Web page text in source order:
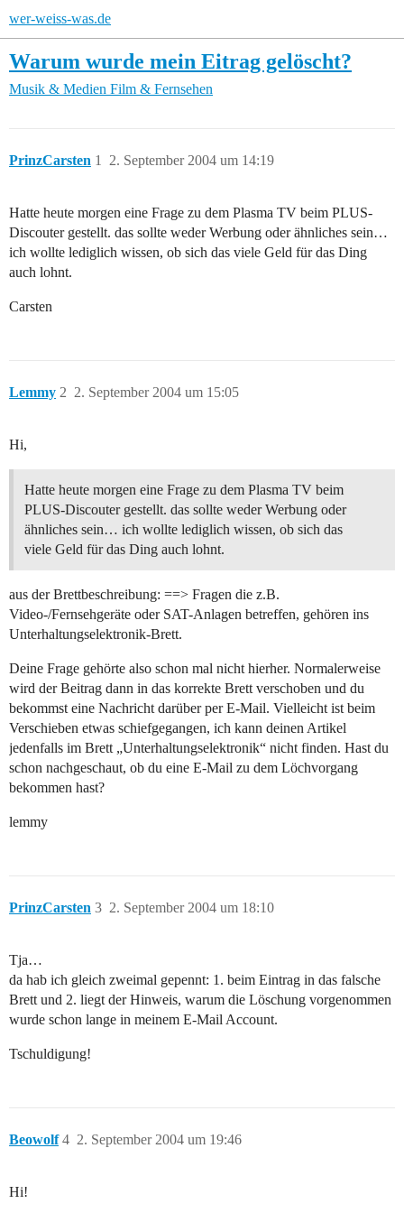
wer-weiss-was.de
Warum wurde mein Eitrag gelöscht?
Musik & Medien Film & Fernsehen
PrinzCarsten 2. September 2004 um 14:19
1
Hatte heute morgen eine Frage zu dem Plasma TV beim PLUS-
Discouter gestellt. das sollte weder Werbung oder ähnliches sein…
ich wollte lediglich wissen, ob sich das viele Geld für das Ding
auch lohnt.
Carsten
Lemmy 2. September 2004 um 15:05
2
Hi,
Hatte heute morgen eine Frage zu dem Plasma TV beim
PLUS-Discouter gestellt. das sollte weder Werbung oder
ähnliches sein… ich wollte lediglich wissen, ob sich das
viele Geld für das Ding auch lohnt.
aus der Brettbeschreibung: ==> Fragen die z.B.
Video-/Fernsehgeräte oder SAT-Anlagen betreffen, gehören ins
Unterhaltungselektronik-Brett.
Deine Frage gehörte also schon mal nicht hierher. Normalerweise
wird der Beitrag dann in das korrekte Brett verschoben und du
bekommst eine Nachricht darüber per E-Mail. Vielleicht ist beim
Verschieben etwas schiefgegangen, ich kann deinen Artikel
jedenfalls im Brett „Unterhaltungselektronik“ nicht finden. Hast du
schon nachgeschaut, ob du eine E-Mail zu dem Löchvorgang
bekommen hast?
lemmy
PrinzCarsten 2. September 2004 um 18:10
3
Tja…
da hab ich gleich zweimal gepennt: 1. beim Eintrag in das falsche
Brett und 2. liegt der Hinweis, warum die Löschung vorgenommen
wurde schon lange in meinem E-Mail Account.
Tschuldigung!
Beowolf 2. September 2004 um 19:46
4
Hi!